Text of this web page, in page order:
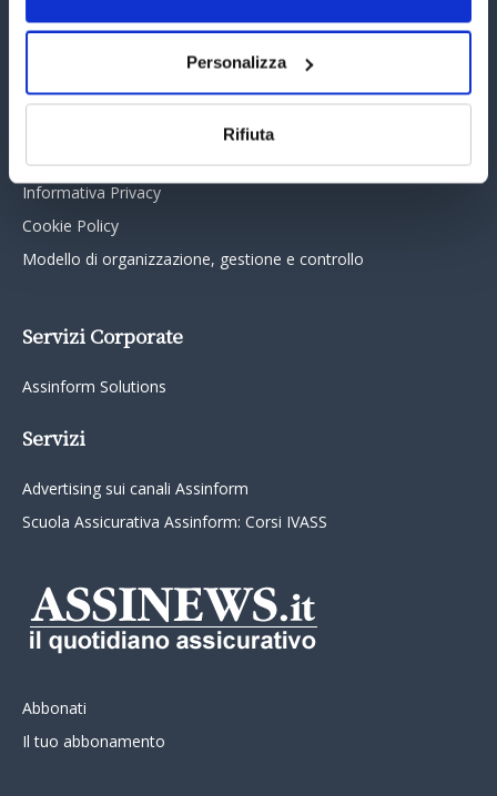
Personalizza
Rifiuta
Assinform Editore
Chi siamo
Collabora con noi
Informativa Privacy
Cookie Policy
Modello di organizzazione, gestione e controllo
Servizi Corporate
Assinform Solutions
Servizi
Advertising sui canali Assinform
Scuola Assicurativa Assinform: Corsi IVASS
Abbonati
Il tuo abbonamento